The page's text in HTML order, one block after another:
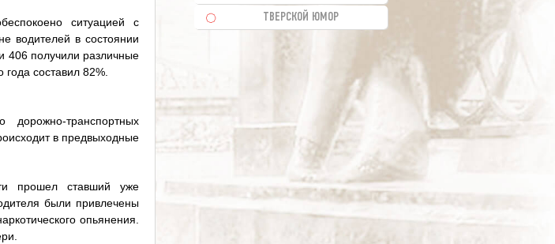
ситуацией с
водителей в состоянии
406 получили различные
составил 82%.
дорожно-транспортных
в предвыходные
прошел ставший уже
были привлечены
опьянения.
ТВЕРСКОЙ ЮМОР